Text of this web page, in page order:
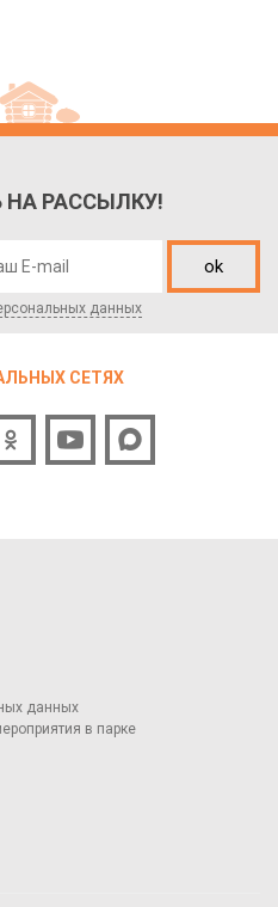
РАССЫЛКУ!
ok
данных
СЕТЯХ
данных
в парке